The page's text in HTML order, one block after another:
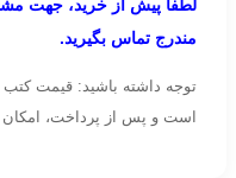
لطفاً پیش از خرید، جهت
مندرج تماس بگیرید.
توجه داشته باشید: قیمت
است و پس از پرداخت،